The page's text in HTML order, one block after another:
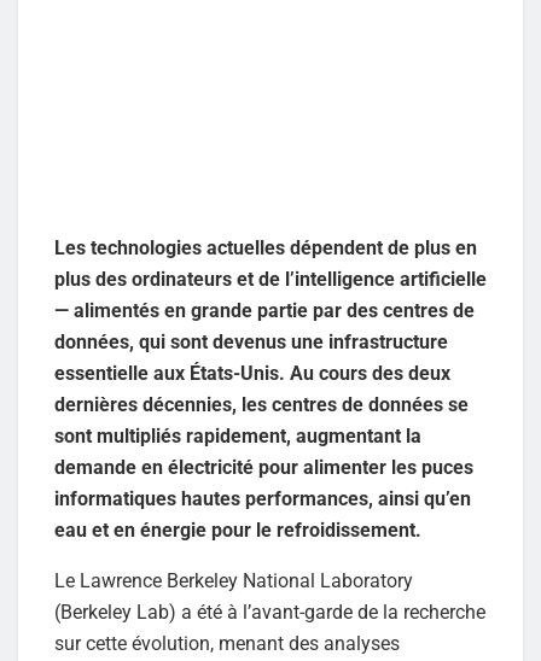
Les technologies actuelles dépendent de plus en
plus des ordinateurs et de l’intelligence artificielle
— alimentés en grande partie par des centres de
données, qui sont devenus une infrastructure
essentielle aux États-Unis. Au cours des deux
dernières décennies, les centres de données se
sont multipliés rapidement, augmentant la
demande en électricité pour alimenter les puces
informatiques hautes performances, ainsi qu’en
eau et en énergie pour le refroidissement.
Le Lawrence Berkeley National Laboratory
(Berkeley Lab) a été à l’avant-garde de la recherche
sur cette évolution, menant des analyses